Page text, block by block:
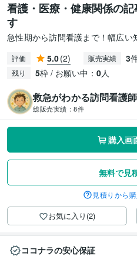
看護・医療・健康関係の
す
急性期から訪問看護まで！幅広い
評価 5.0(2) 販売実績 3
残り 5枠 / お願い中： 0人
救急がわかる訪問看護
総販売実績： 8件
購入画
無料で見
見積りから
お気に入り(2)
ココナラの安心保証